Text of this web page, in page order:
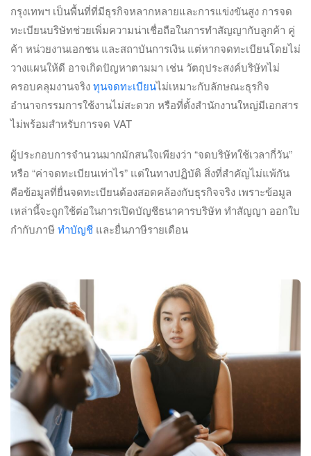
กรุงเทพฯ เป็นพื้นที่ที่มีธุรกิจหลากหลายและการแข่งขันสูง การจด
ทะเบียนบริษัทช่วยเพิ่มความน่าเชื่อถือในการทำสัญญากับลูกค้า คู่
ค้า หน่วยงานเอกชน และสถาบันการเงิน แต่หากจดทะเบียนโดยไม่
วางแผนให้ดี อาจเกิดปัญหาตามมา เช่น วัตถุประสงค์บริษัทไม่
ครอบคลุมงานจริงทุนจดทะเบียนไม่เหมาะกับลักษณะธุรกิจ
อำนาจกรรมการใช้งานไม่สะดวก หรือที่ตั้งสำนักงานใหญ่มีเอกสาร
ไม่พร้อมสำหรับการจด VAT
ผู้ประกอบการจำนวนมากมักสนใจเพียงว่า “จดบริษัทใช้เวลากี่วัน”
หรือ “ค่าจดทะเบียนเท่าไร” แต่ในทางปฏิบัติ สิ่งที่สำคัญไม่แพ้กัน
คือข้อมูลที่ยื่นจดทะเบียนต้องสอดคล้องกับธุรกิจจริง เพราะข้อมูล
เหล่านี้จะถูกใช้ต่อในการเปิดบัญชีธนาคารบริษัท ทำสัญญา ออกใบ
กำกับภาษีทำบัญชี และยื่นภาษีรายเดือน